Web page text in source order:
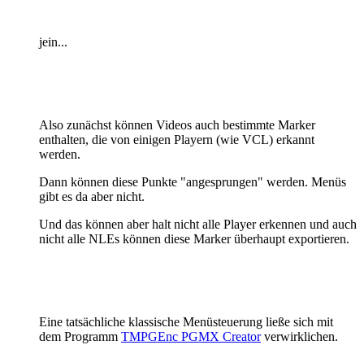
jein...
Also zunächst können Videos auch bestimmte Marker
enthalten, die von einigen Playern (wie VCL) erkannt
werden.
Dann können diese Punkte "angesprungen" werden. Menüs
gibt es da aber nicht.
Und das können aber halt nicht alle Player erkennen und auch
nicht alle NLEs können diese Marker überhaupt exportieren.
Eine tatsächliche klassische Menüsteuerung ließe sich mit
dem Programm TMPGEnc PGMX Creatorverwirklichen.